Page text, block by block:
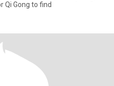
Qi Gong to find